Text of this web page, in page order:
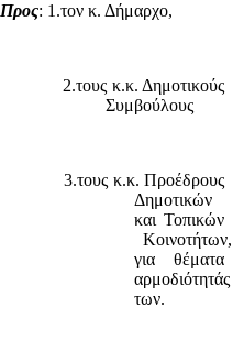
Προς: 1.τον κ. Δήμαρχο,
2.τους κ.κ. Δημοτικούς
Συμβούλους
3.τους κ.κ. Προέδρους
Δημοτικών
και Τοπικών
Κοινοτήτων,
για θέματα
αρμοδιότητάς
των.